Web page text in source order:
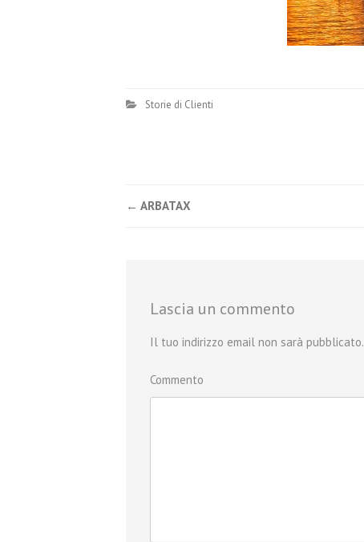
Storie di Clienti
← ARBATAX
Lascia un commento
Il tuo indirizzo email non sarà pubblicato.
Commento